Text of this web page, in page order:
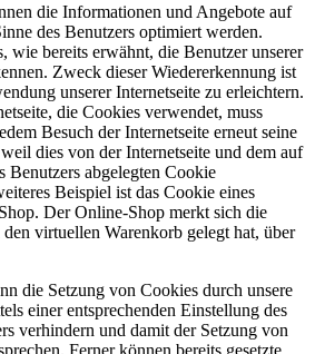
die Informationen und Angebote auf
des Benutzers optimiert werden.
wie bereits erwähnt, die Benutzer unserer
Zweck dieser Wiedererkennung ist
unserer Internetseite zu erleichtern.
die Cookies verwendet, muss
Besuch der Internetseite erneut seine
dies von der Internetseite und dem auf
Benutzers abgelegten Cookie
Beispiel ist das Cookie eines
Der Online-Shop merkt sich die
virtuellen Warenkorb gelegt hat, über
die Setzung von Cookies durch unsere
einer entsprechenden Einstellung des
verhindern und damit der Setzung von
Ferner können bereits gesetzte